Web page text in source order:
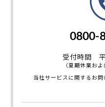
0800-
受付時間
（夏期休業お
当社サービスに関するお